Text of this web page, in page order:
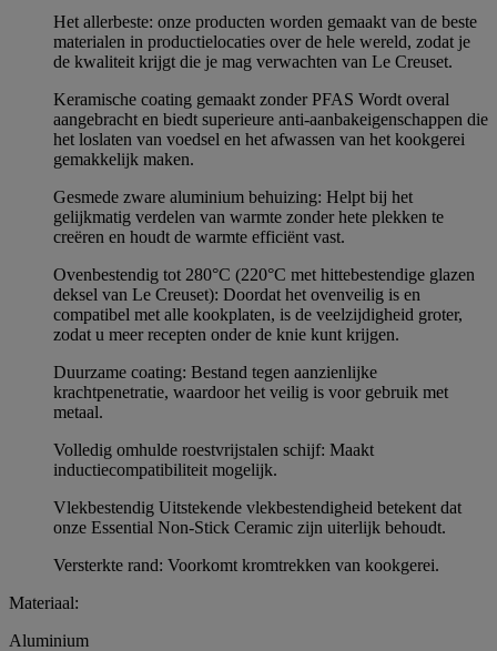
Het allerbeste: onze producten worden gemaakt van de beste
materialen in productielocaties over de hele wereld, zodat je
de kwaliteit krijgt die je mag verwachten van Le Creuset.
Keramische coating gemaakt zonder PFAS Wordt overal
aangebracht en biedt superieure anti-aanbakeigenschappen die
het loslaten van voedsel en het afwassen van het kookgerei
gemakkelijk maken.
Gesmede zware aluminium behuizing: Helpt bij het
gelijkmatig verdelen van warmte zonder hete plekken te
creëren en houdt de warmte efficiënt vast.
Ovenbestendig tot 280°C (220°C met hittebestendige glazen
deksel van Le Creuset): Doordat het ovenveilig is en
compatibel met alle kookplaten, is de veelzijdigheid groter,
zodat u meer recepten onder de knie kunt krijgen.
Duurzame coating: Bestand tegen aanzienlijke
krachtpenetratie, waardoor het veilig is voor gebruik met
metaal.
Volledig omhulde roestvrijstalen schijf: Maakt
inductiecompatibiliteit mogelijk.
Vlekbestendig Uitstekende vlekbestendigheid betekent dat
onze Essential Non-Stick Ceramic zijn uiterlijk behoudt.
Versterkte rand: Voorkomt kromtrekken van kookgerei.
Materiaal:
Aluminium